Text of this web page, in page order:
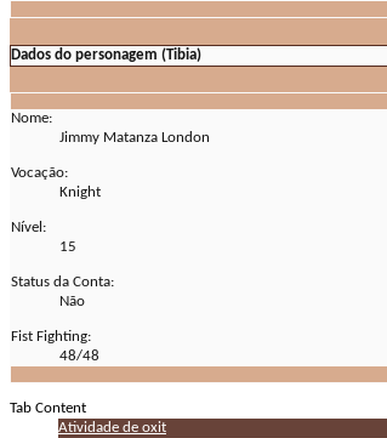
Dados do personagem (Tibia)
Nome:
Jimmy Matanza London
Vocação:
Knight
Nível:
15
Status da Conta:
Não
Fist Fighting:
48/48
Tab Content
Atividade de oxit